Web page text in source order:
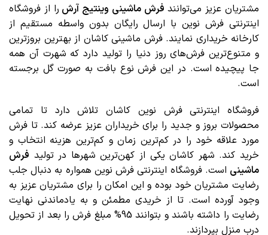
مشتریان عزیز می‌توانند فرش ماشینی وینتیج آرش را از فروشگاه
اینترنتی فرش نوین با ارسال رایگان بدون واسطه مستقیم از
کارخانه خریداری نمایند. فرش ماشینی کاشان از بهترین بروزترین
و متنوع‌ترین فرش‌های روز دنیا را تولید دارد که شهرت آن همه
جا پیچیده است. در این فرش نوع بافت به صورت گل برجسته
است.
فروشگاه اینترنتی فرش نوین کاشان تلاش دارد تا تمامی
محصولات بروز و جدید را برای خریداران عزیز عرضه کند. تا فرش
مورد علاقه خود را در کم‌ترین زمان و کم‌ترین هزینه انتخاب و
خرید کند. شهر کاشان یکی از کهن‌ترین شهرها در تولید فرش
ماشینی است. فروشگاه اینترنتی فرش نوین همواره به دنبال جلب
رضایت مشتریان خود بوده و این امکان را برای مشتریان عزیز به
وجود آورده است. تا از خریدی مطمئن و به یادماندنی نهایت
رضایت را داشته باشند و بتوانند 95% مبلغ فرش را بعد از تحویل
درب منزل بپردازند.